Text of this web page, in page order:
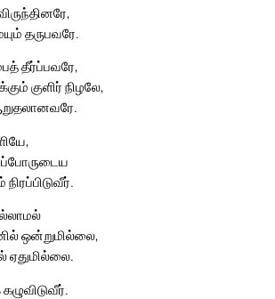
தருபவரே.
தீர்ப்பவரே,
குளிர் நிழலே,
ஒன்றுமில்லை,
ஏதுமில்லை.